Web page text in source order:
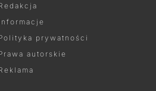
prywatności
autorskie